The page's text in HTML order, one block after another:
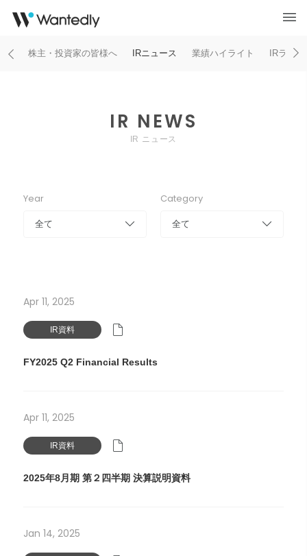
IR NEWS
IR ニュース
株主・投資家の皆様へ IRニュース 業績ハイライト IRライ
Year
全て
Category
全て
Apr 11, 2025
IR資料
FY2025 Q2 Financial Results
Apr 11, 2025
IR資料
2025年8月期 第２四半期 決算説明資料
Jan 14, 2025